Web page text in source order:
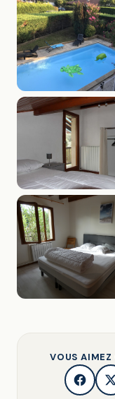
VOUS AIMEZ